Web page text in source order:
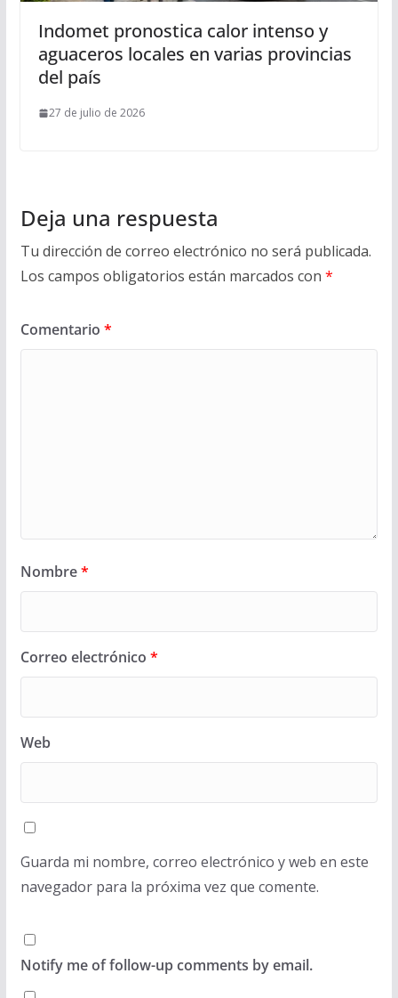
Indomet pronostica calor intenso y
aguaceros locales en varias provincias
del país
27 de julio de 2026
Deja una respuesta
Tu dirección de correo electrónico no será publicada.
Los campos obligatorios están marcados con *
Comentario *
Nombre*
Correo electrónico *
Web
Guarda mi nombre, correo electrónico y web en este
navegador para la próxima vez que comente.
Notify me of follow-up comments by email.